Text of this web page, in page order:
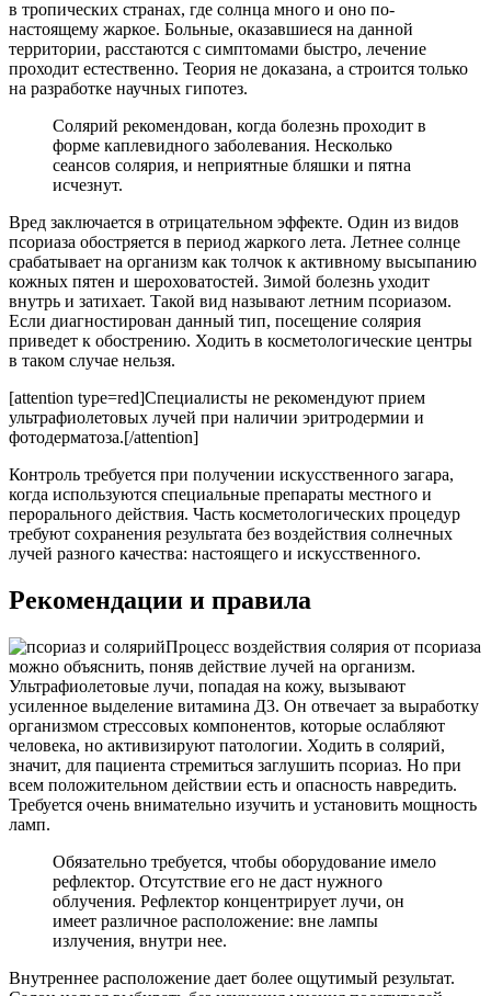
в тропических странах, где солнца много и оно по-
настоящему жаркое. Больные, оказавшиеся на данной
территории, расстаются с симптомами быстро, лечение
проходит естественно. Теория не доказана, а строится только
на разработке научных гипотез.
Солярий рекомендован, когда болезнь проходит в
форме каплевидного заболевания. Несколько
сеансов солярия, и неприятные бляшки и пятна
исчезнут.
Вред заключается в отрицательном эффекте. Один из видов
псориаза обостряется в период жаркого лета. Летнее солнце
срабатывает на организм как толчок к активному высыпанию
кожных пятен и шероховатостей. Зимой болезнь уходит
внутрь и затихает. Такой вид называют летним псориазом.
Если диагностирован данный тип, посещение солярия
приведет к обострению. Ходить в косметологические центры
в таком случае нельзя.
[attention type=red]Специалисты не рекомендуют прием
ультрафиолетовых лучей при наличии эритродермии и
фотодерматоза.[/attention]
Контроль требуется при получении искусственного загара,
когда используются специальные препараты местного и
перорального действия. Часть косметологических процедур
требуют сохранения результата без воздействия солнечных
лучей разного качества: настоящего и искусственного.
Рекомендации и правила
Процесс воздействия солярия от псориаза
можно объяснить, поняв действие лучей на организм.
Ультрафиолетовые лучи, попадая на кожу, вызывают
усиленное выделение витамина Д3. Он отвечает за выработку
организмом стрессовых компонентов, которые ослабляют
человека, но активизируют патологии. Ходить в солярий,
значит, для пациента стремиться заглушить псориаз. Но при
всем положительном действии есть и опасность навредить.
Требуется очень внимательно изучить и установить мощность
ламп.
Обязательно требуется, чтобы оборудование имело
рефлектор. Отсутствие его не даст нужного
облучения. Рефлектор концентрирует лучи, он
имеет различное расположение: вне лампы
излучения, внутри нее.
Внутреннее расположение дает более ощутимый результат.